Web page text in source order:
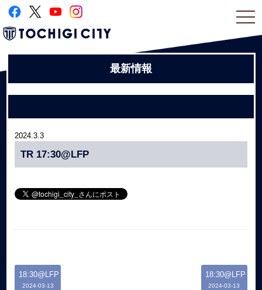
最新情報
2024.3.3
TR 17:30@LFP
18:30@LFP
2024-03-13
18:30@LFP
2024-03-13